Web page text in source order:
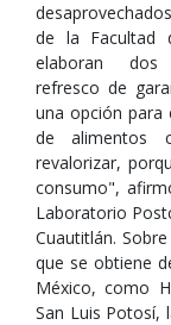
de la Facultad
elaboran
refresco de
una opción para
de alimentos
revalorizar,
consumo",
Laboratorio
Cuautitlán.
que se obtiene
México, como
San Luis Potosí,